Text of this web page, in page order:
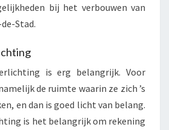
bij het verbouwen van
Stad.
is erg belangrijk. Voor
de ruimte waarin ze zich ’s
en dan is goed licht van belang.
is het belangrijk om rekening